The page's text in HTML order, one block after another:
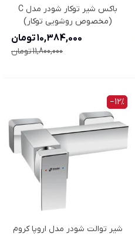
باکس شیر توکار شودر مدل C
(مخصوص روشویی توکار)
10,384,000 تومان
11,800,000 تومان
‎−12%
شیر توالت شودر مدل اروپا کروم